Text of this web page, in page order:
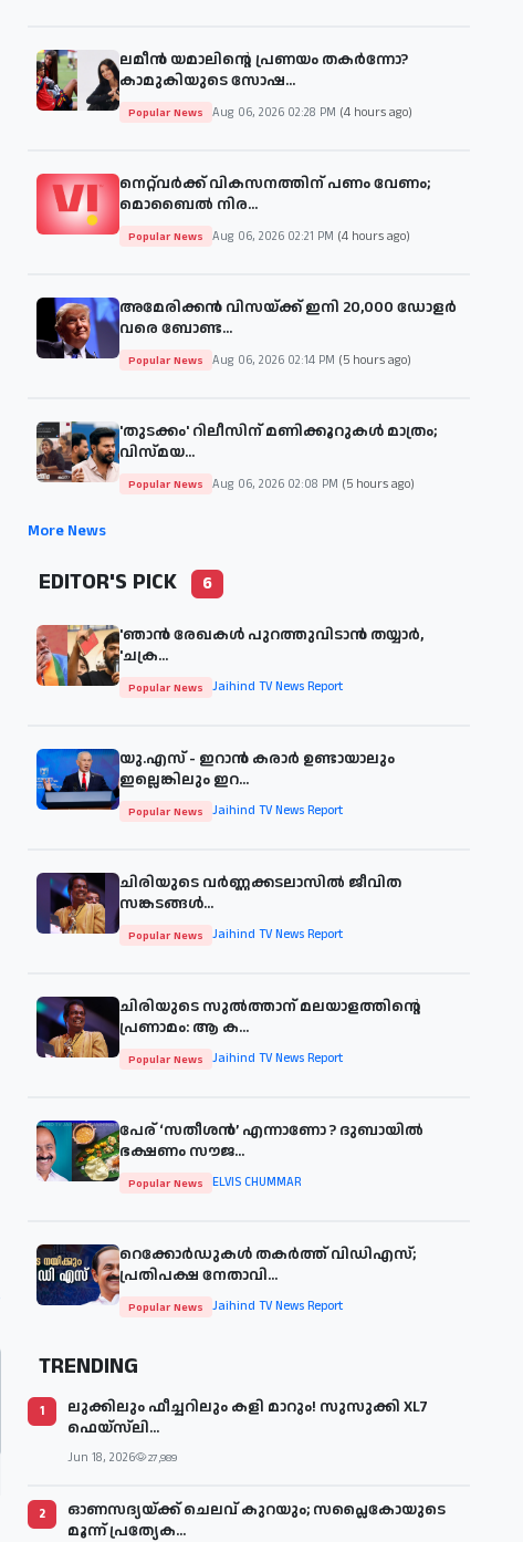
ലമീൻ യമാലിന്റെ പ്രണയം തകർന്നോ?
കാമുകിയുടെ സോഷ...
Popular News Aug 06, 2026 02:28 PM (4 hours ago)
നെറ്റ്‌വർക്ക് വികസനത്തിന് പണം വേണം;
മൊബൈൽ നിര...
Popular News Aug 06, 2026 02:21 PM (4 hours ago)
അമേരിക്കൻ വിസയ്ക്ക് ഇനി 20,000 ഡോളർ
വരെ ബോണ്ട...
Popular News Aug 06, 2026 02:14 PM (5 hours ago)
'തുടക്കം' റിലീസിന് മണിക്കൂറുകൾ മാത്രം;
വിസ്മയ...
Popular News Aug 06, 2026 02:08 PM (5 hours ago)
More News
EDITOR'S PICK 6
'ഞാന്‍ രേഖകള്‍ പുറത്തുവിടാന്‍ തയ്യാര്‍,
'ചക്ര...
Popular News Jaihind TV News Report
യു.എസ് - ഇറാൻ കരാർ ഉണ്ടായാലും
ഇല്ലെങ്കിലും ഇറ...
Popular News Jaihind TV News Report
ചിരിയുടെ വര്‍ണ്ണക്കടലാസില്‍ ജീവിത
സങ്കടങ്ങള്‍...
Popular News Jaihind TV News Report
ചിരിയുടെ സുൽത്താന് മലയാളത്തിന്റെ
പ്രണാമം: ആ ക...
Popular News Jaihind TV News Report
പേര് ‘സതീശന്‍’ എന്നാണോ ? ദുബായില്‍
ഭക്ഷണം സൗജ...
Popular News ELVIS CHUMMAR
റെക്കോർഡുകൾ തകർത്ത് വിഡിഎസ്;
പ്രതിപക്ഷ നേതാവി...
Popular News Jaihind TV News Report
TRENDING
1
ലുക്കിലും ഫീച്ചറിലും കളി മാറും! സുസുക്കി XL7
ഫെയ്‌സ്‌ലി...
Jun 18, 2026 27,989
2
ഓണസദ്യയ്ക്ക് ചെലവ് കുറയും; സപ്ലൈകോയുടെ
മൂന്ന് പ്രത്യേക...